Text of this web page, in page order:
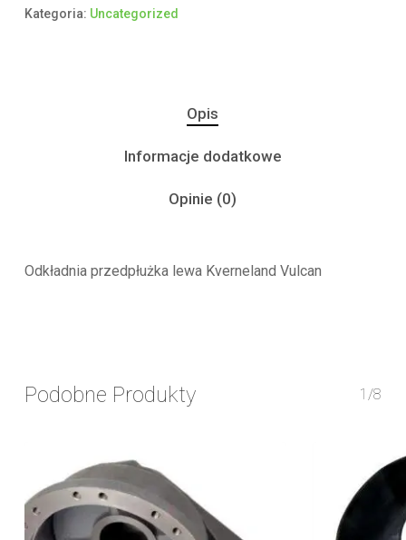
Kategoria: Uncategorized
Opis
Informacje dodatkowe
Opinie (0)
Odkładnia przedpłużka lewa Kverneland Vulcan
Podobne Produkty 1/8